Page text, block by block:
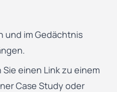
und im Gedächtnis
Sie einen Link zu einem
Case Study oder